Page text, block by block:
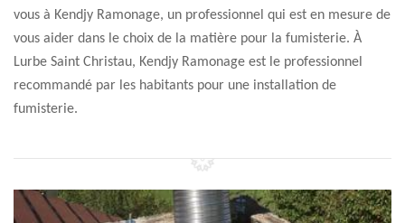
vous à Kendjy Ramonage, un professionnel qui est en mesure de
vous aider dans le choix de la matière pour la fumisterie. À
Lurbe Saint Christau, Kendjy Ramonage est le professionnel
recommandé par les habitants pour une installation de
fumisterie.